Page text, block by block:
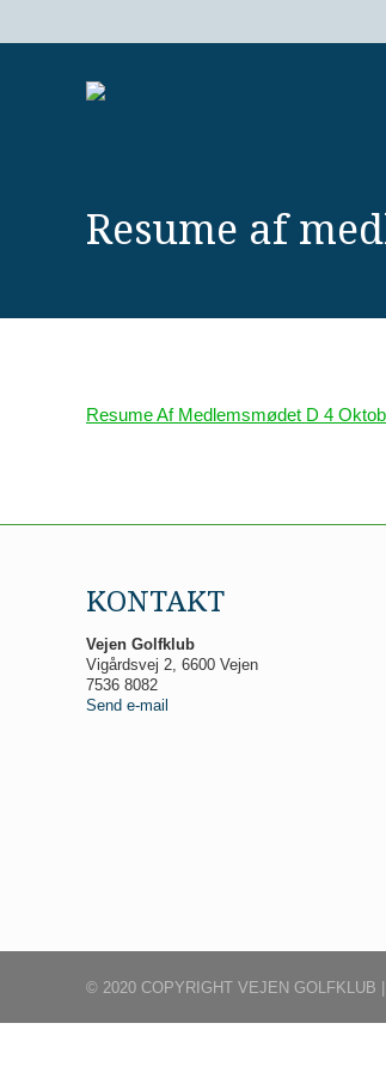
Resume af
Resume Af Medlemsmødet D 4
KONTAKT
Vejen Golfklub
Vigårdsvej 2, 6600 Vejen
7536 8082
Send e-mail
© 2020 COPYRIGHT VEJEN GOLFKLUB